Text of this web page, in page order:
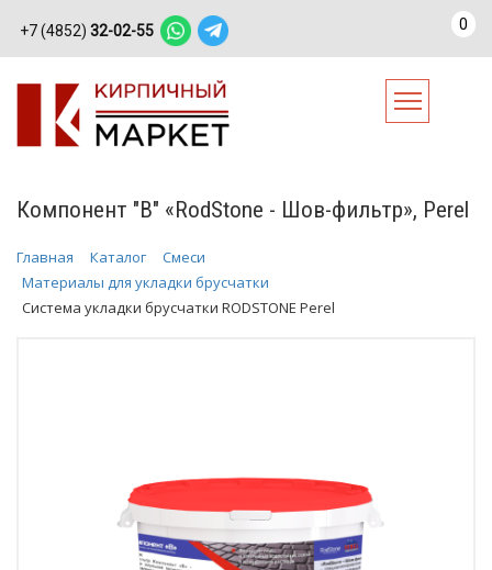
+7 (4852) 32-02-55 0
Компонент "B" «RodStone - Шов-фильтр», Perel
Главная Каталог
Смеси
Материалы для укладки брусчатки
Система укладки брусчатки RODSTONE Perel